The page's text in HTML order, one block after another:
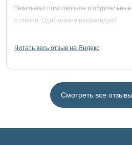
Заказывал помолвочное и
отлично. Однозначно рекомендую!
Читать весь отзыв на Яндекс
Смотреть все